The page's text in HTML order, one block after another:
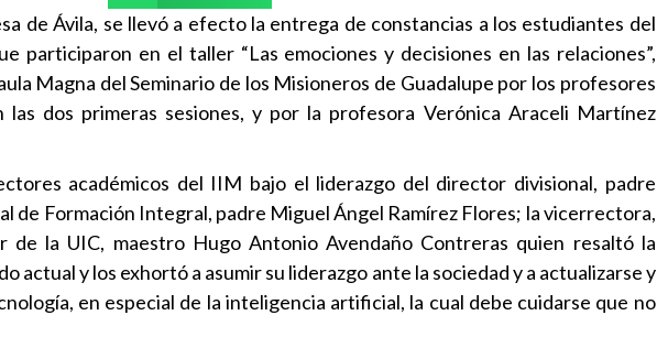
de Ávila, se llevó a efecto la entrega de constancias a los estudiantes del
en el taller “Las emociones y decisiones en las relaciones”,
Magna del Seminario de los Misioneros de Guadalupe por los profesores
dos primeras sesiones, y por la profesora Verónica Araceli Martínez
académicos del IIM bajo el liderazgo del director divisional, padre
de Formación Integral, padre Miguel Ángel Ramírez Flores; la vicerrectora,
la UIC, maestro Hugo Antonio Avendaño Contreras quien resaltó la
actual y los exhortó a asumir su liderazgo ante la sociedad y a actualizarse y
en especial de la inteligencia artificial, la cual debe cuidarse que no